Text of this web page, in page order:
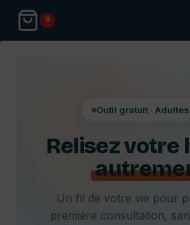
Aller
contenu
0
Outil gratuit · Adultes
Relisez votre
Un fil de votre vie pour
première consultation,